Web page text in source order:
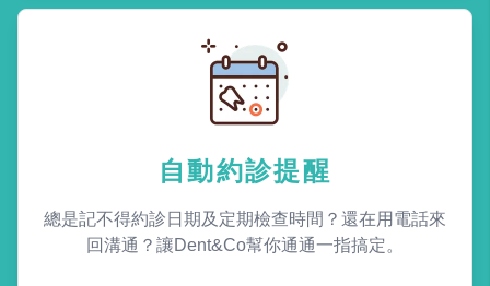
自動約診提醒
總是記不得約診日期及定期檢查時間？還在用電話來
回溝通？讓Dent&Co幫你通通一指搞定。